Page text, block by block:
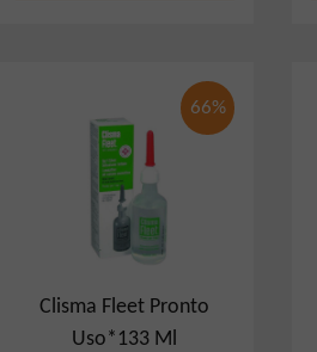
66%
Clisma Fleet Pronto
Uso*133 Ml